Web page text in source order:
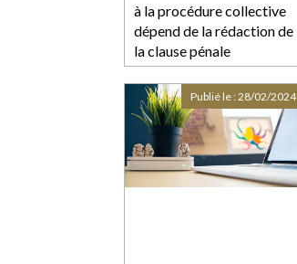
à la procédure collective
dépend de la rédaction de
la clause pénale
Publié le :28/02/2024